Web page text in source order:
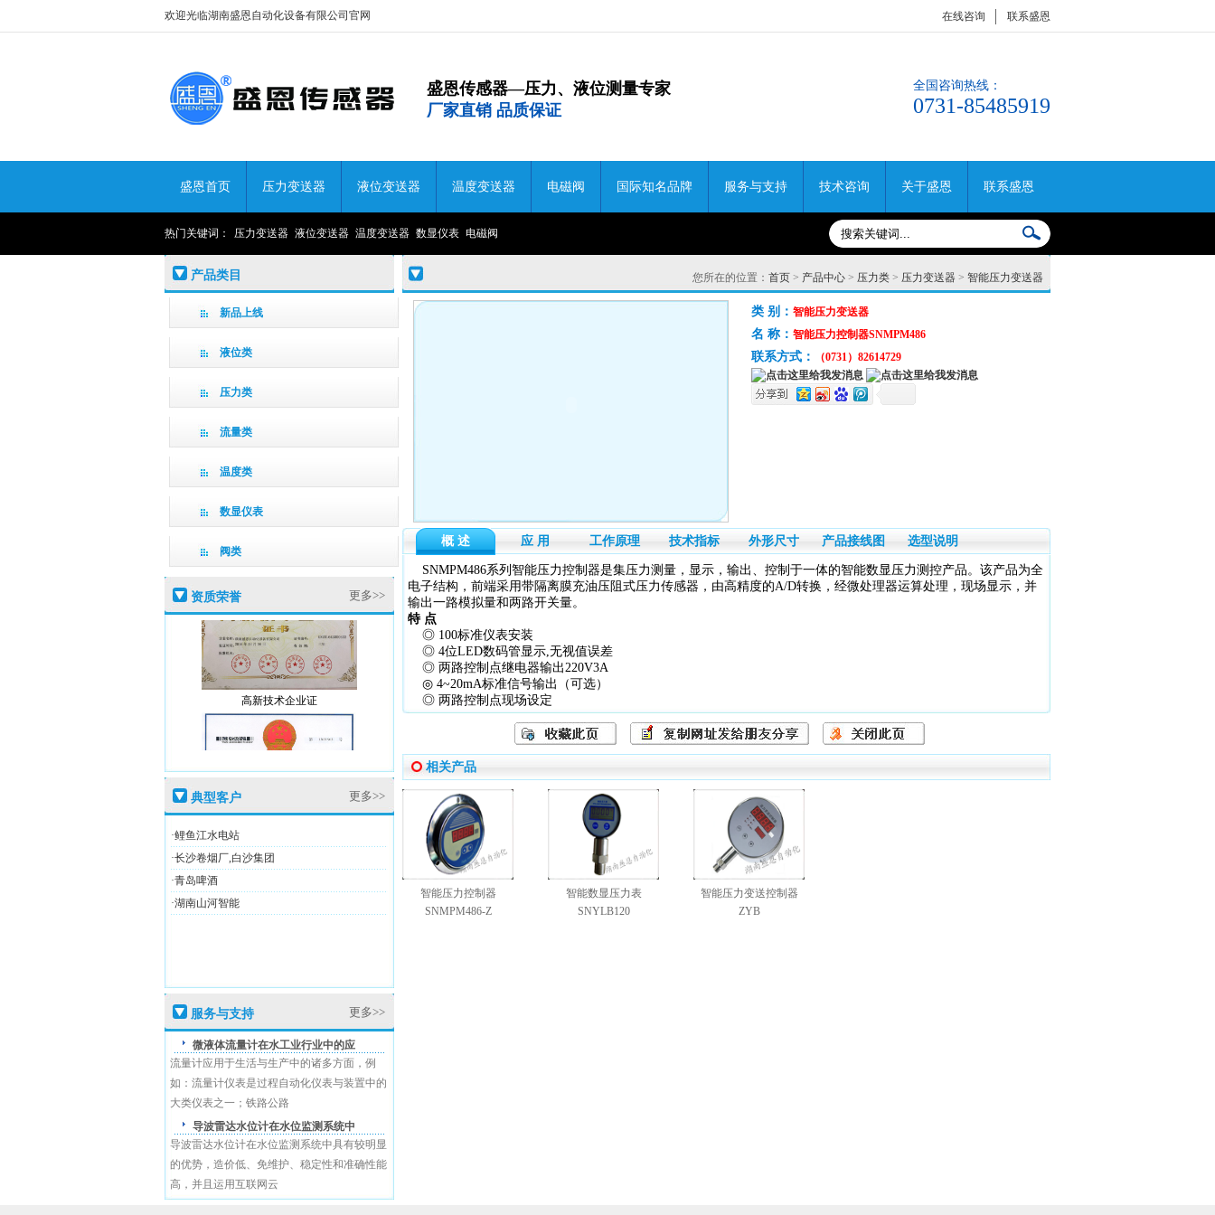
欢迎光临湖南盛恩自动化设备有限公司官网 在线咨询 联系盛恩
盛恩传感器—压力、液位测量专家
厂家直销 品质保证
全国咨询热线：
0731-85485919
盛恩首页 压力变送器 液位变送器 温度变送器 电磁阀 国际知名品牌 服务与支持 技术咨询 关于盛恩 联系盛恩
热门关键词： 压力变送器 液位变送器 温度变送器 数显仪表 电磁阀
产品类目
新品上线
液位类
压力类
流量类
温度类
数显仪表
阀类
资质荣誉 更多>>
高新技术企业证
盛恩商标注册证
典型客户 更多>>
·鲤鱼江水电站
·长沙卷烟厂,白沙集团
·青岛啤酒
·湖南山河智能
服务与支持 更多>>
微液体流量计在水工业行业中的应
流量计应用于生活与生产中的诸多方面，例
如：流量计仪表是过程自动化仪表与装置中的
大类仪表之一；铁路公路
导波雷达水位计在水位监测系统中
导波雷达水位计在水位监测系统中具有较明显
的优势，造价低、免维护、稳定性和准确性能
高，并且运用互联网云
您所在的位置： 首页 > 产品中心 > 压力类 > 压力变送器 > 智能压力变送器
类 别： 智能压力变送器
名 称： 智能压力控制器SNMPM486
联系方式： （0731）82614729
概 述 应 用 工作原理 技术指标 外形尺寸 产品接线图 选型说明
SNMPM486系列智能压力控制器是集压力测量，显示，输出、控制于一体的智能数显压力测控产品。该产品为全
电子结构，前端采用带隔离膜充油压阻式压力传感器，由高精度的A/D转换，经微处理器运算处理，现场显示，并
输出一路模拟量和两路开关量。
特 点
◎ 100标准仪表安装
◎ 4位LED数码管显示,无视值误差
◎ 两路控制点继电器输出220V3A
◎ 4~20mA标准信号输出（可选）
◎ 两路控制点现场设定
相关产品
智能压力控制器
SNMPM486-Z
智能数显压力表
SNYLB120
智能压力变送控制器
ZYB